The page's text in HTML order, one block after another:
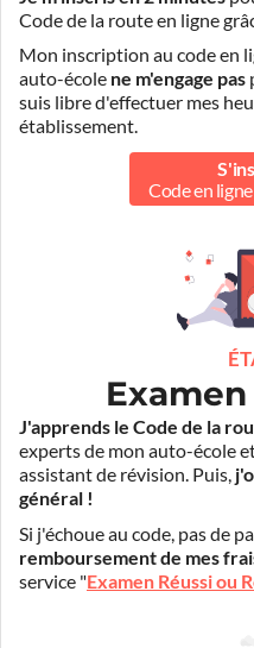
Code de la route en ligne
Mon inscription au code en
auto-école ne m'engage pas
suis libre d'effectuer mes
établissement.
Code en
J'apprends le Code de la
experts de mon auto-école
assistant de révision. Puis,
général !
Si j'échoue au code, pas de
remboursement de mes
service "Examen Réussi ou